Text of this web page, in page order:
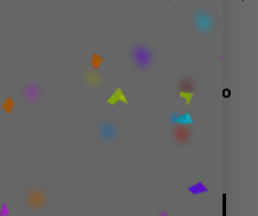
ΣΥΛΛΕΚΤΙΚΆ ΕΊΔΗ
Demon Slayer Kimetsu no
Yaiba Gyokko
Αγαλματίδιο (15cm)
ΠΡΟΣΘΉΚΗ ΣΤΟ ΚΑΛΆΘΙ